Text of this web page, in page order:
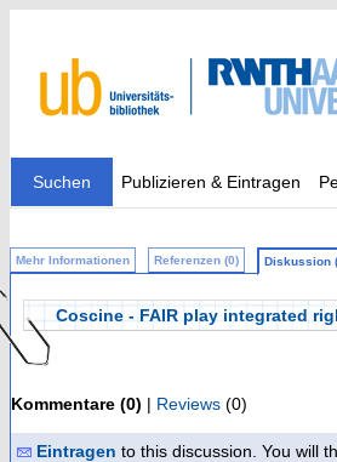
Suchen Publizieren & Eintragen
Mehr Informationen Referenzen (0) Diskussion
Coscine - FAIR play integrated
Kommentare (0) | Reviews (0)
Eintragen to this discussion. You will